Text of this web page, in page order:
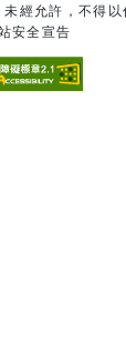
經允許，不得
安全宣告